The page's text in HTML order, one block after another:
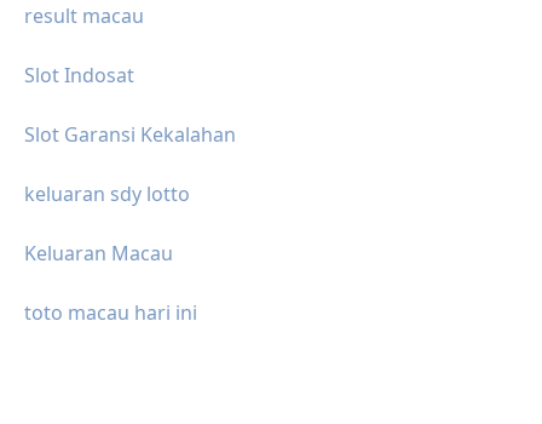
result macau
Slot Indosat
Slot Garansi Kekalahan
keluaran sdy lotto
Keluaran Macau
toto macau hari ini